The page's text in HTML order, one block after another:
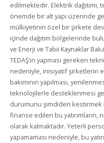
edilmektedir. Elektrik
önemde bir alt yapı üzerinde
mülkiyetinin özel bir şirkete
içinde dağıtım bölgelerinde
ve Enerji ve Tabii Kaynaklar
TEDAŞ’ın yapması gereken
nedeniyle, inisiyatif şirketlerin
bakımının yapılması,
teknolojilerle desteklenmesi
durumunu şimdiden kestirmek
finanse edilen bu yatırımların,
olarak kalmaktadır. Yeterli
yapamaması nedeniyle, bu